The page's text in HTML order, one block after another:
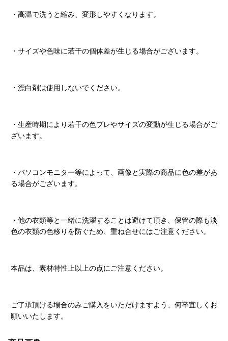
・高温で洗うと縮み、変形しやすくなります。
・サイズや色味に若干の個体差が生じる場合がございます。
・漂白剤は使用しないでください。
・生産時期により若干の色ブレやサイズの変動が生じる場合がご
ざいます。
・パソコンモニター等によって、画像と実際の商品に色の差があ
る場合がございます。
・他の衣類等と一緒に洗濯することは避けて頂き、保管の際も淡
色の衣類の色移りを防ぐため、重ね合せにはご注意ください。
本品は、素材特性上以上の点にご注意ください。
ご了承頂ける場合のみご購入をいただけますよう、何卒宜しくお
願いいたします。